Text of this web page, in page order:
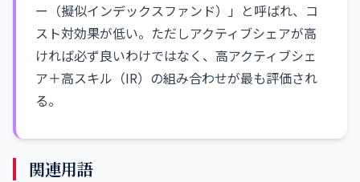
ー（擬似インデックスファンド）」と呼ばれ、コ
スト対効果が低い。ただしアクティブシェアが高
ければ必ず良いわけではなく、高アクティブシェ
ア＋高スキル（IR）の組み合わせが最も評価され
る。
関連用語